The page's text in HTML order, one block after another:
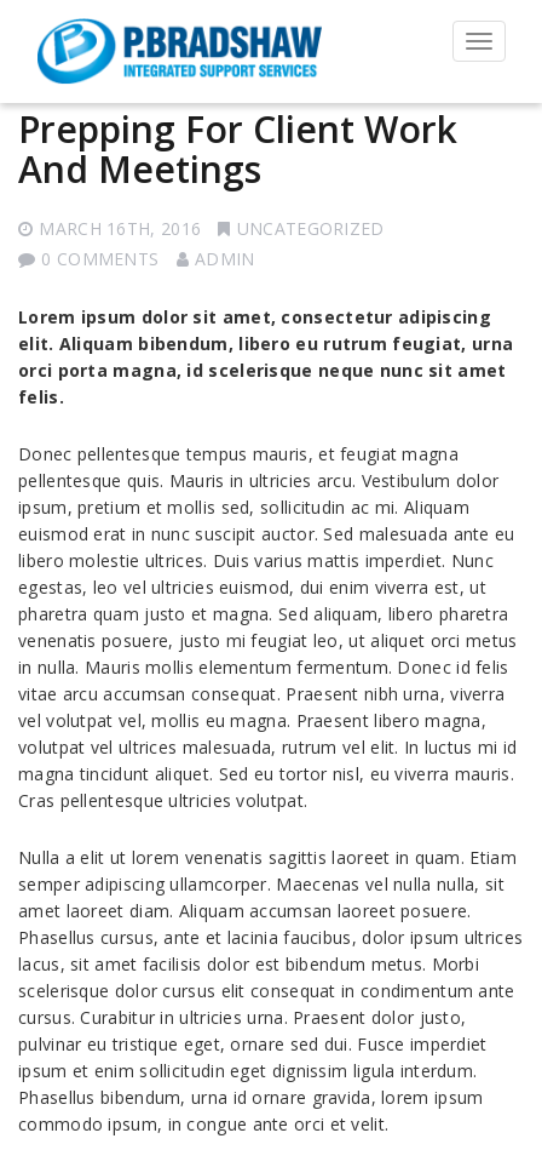
Toggle
Prepping For Client Work
And Meetings
MARCH 16TH, 2016
UNCATEGORIZED
0 COMMENTS
ADMIN
Lorem ipsum dolor sit amet, consectetur adipiscing
elit. Aliquam bibendum, libero eu rutrum feugiat, urna
orci porta magna, id scelerisque neque nunc sit amet
felis.
Donec pellentesque tempus mauris, et feugiat magna
pellentesque quis. Mauris in ultricies arcu. Vestibulum dolor
ipsum, pretium et mollis sed, sollicitudin ac mi. Aliquam
euismod erat in nunc suscipit auctor. Sed malesuada ante eu
libero molestie ultrices. Duis varius mattis imperdiet. Nunc
egestas, leo vel ultricies euismod, dui enim viverra est, ut
pharetra quam justo et magna. Sed aliquam, libero pharetra
venenatis posuere, justo mi feugiat leo, ut aliquet orci metus
in nulla. Mauris mollis elementum fermentum. Donec id felis
vitae arcu accumsan consequat. Praesent nibh urna, viverra
vel volutpat vel, mollis eu magna. Praesent libero magna,
volutpat vel ultrices malesuada, rutrum vel elit. In luctus mi id
magna tincidunt aliquet. Sed eu tortor nisl, eu viverra mauris.
Cras pellentesque ultricies volutpat.
Nulla a elit ut lorem venenatis sagittis laoreet in quam. Etiam
semper adipiscing ullamcorper. Maecenas vel nulla nulla, sit
amet laoreet diam. Aliquam accumsan laoreet posuere.
Phasellus cursus, ante et lacinia faucibus, dolor ipsum ultrices
lacus, sit amet facilisis dolor est bibendum metus. Morbi
scelerisque dolor cursus elit consequat in condimentum ante
cursus. Curabitur in ultricies urna. Praesent dolor justo,
pulvinar eu tristique eget, ornare sed dui. Fusce imperdiet
ipsum et enim sollicitudin eget dignissim ligula interdum.
Phasellus bibendum, urna id ornare gravida, lorem ipsum
commodo ipsum, in congue ante orci et velit.